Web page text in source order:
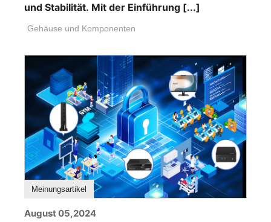
und Stabilität. Mit der Einführung [...]
Gehäuse und Komponenten
Meinungsartikel
August 05,2024